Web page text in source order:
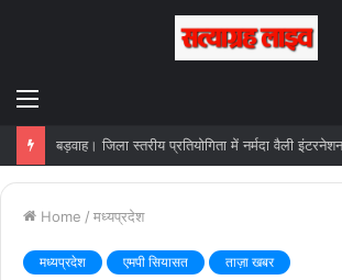
Home / मध्यप्रदेश
मध्यप्रदेश एमपी सियासत ताज़ा खबर